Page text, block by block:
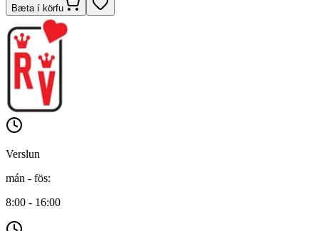
Bæta í körfu
Verslun
mán - fös:
8:00 - 16:00